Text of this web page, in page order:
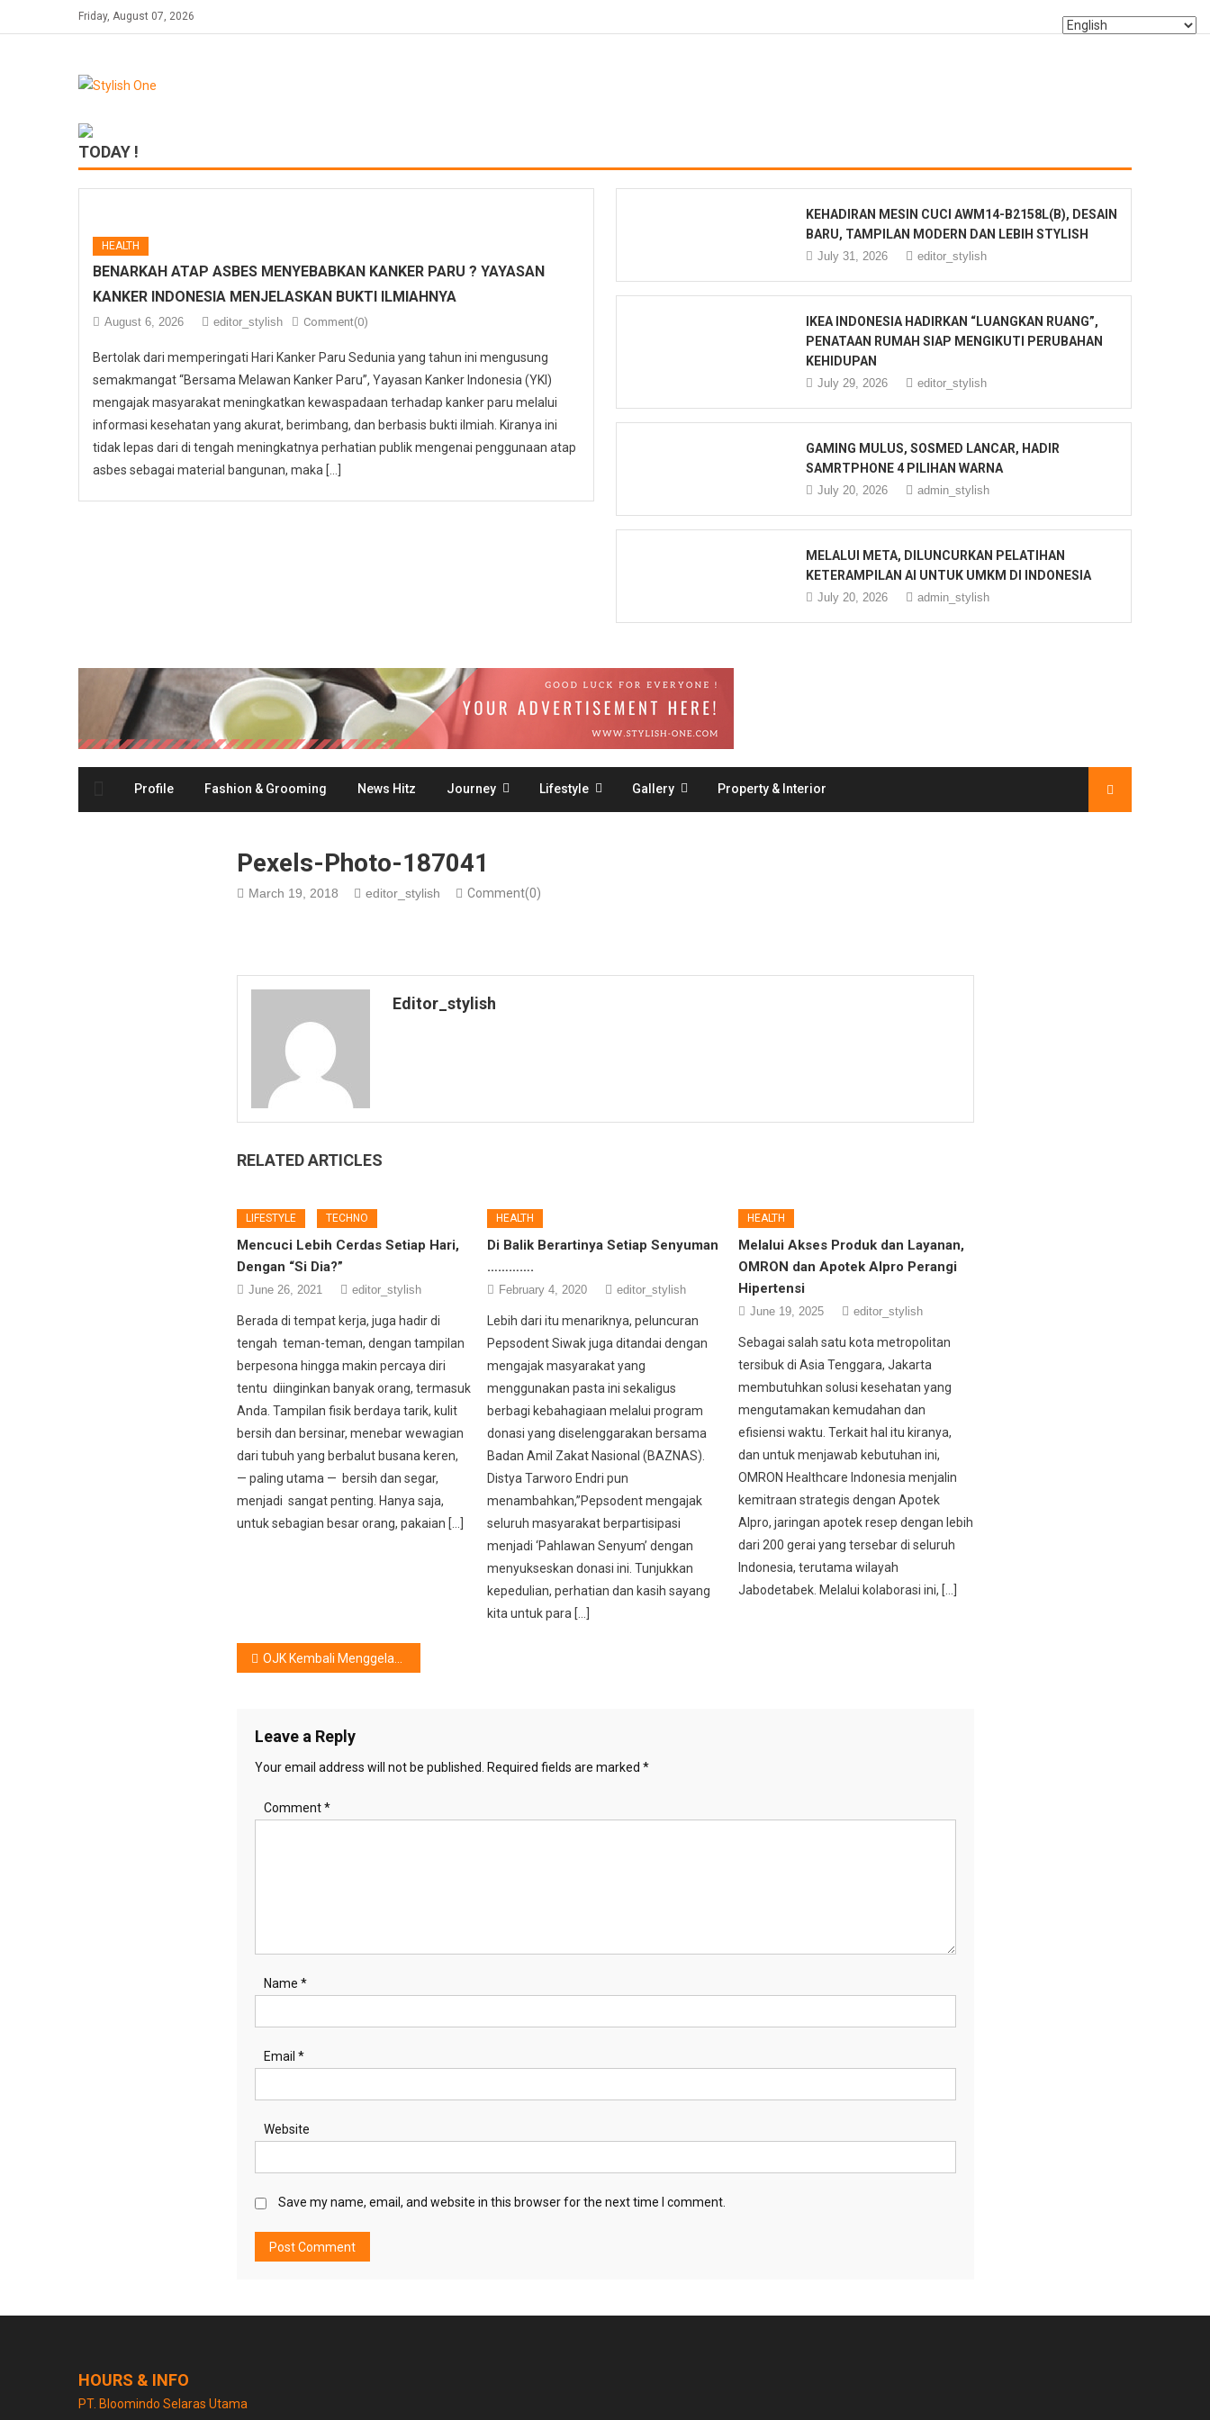
to
Friday, August 07, 2026
TODAY !
HEALTH
BENARKAH ATAP ASBES MENYEBABKAN KANKER PARU ? YAYASAN
KANKER INDONESIA MENJELASKAN BUKTI ILMIAHNYA
August 6, 2026 editor_stylish Comment(0)
Bertolak dari memperingati Hari Kanker Paru Sedunia yang tahun ini mengusung
semakmangat “Bersama Melawan Kanker Paru”, Yayasan Kanker Indonesia (YKI)
mengajak masyarakat meningkatkan kewaspadaan terhadap kanker paru melalui
informasi kesehatan yang akurat, berimbang, dan berbasis bukti ilmiah. Kiranya ini
tidak lepas dari di tengah meningkatnya perhatian publik mengenai penggunaan atap
asbes sebagai material bangunan, maka […]
KEHADIRAN MESIN CUCI AWM14-B2158L(B), DESAIN
BARU, TAMPILAN MODERN DAN LEBIH STYLISH
July 31, 2026 editor_stylish
IKEA INDONESIA HADIRKAN “LUANGKAN RUANG”,
PENATAAN RUMAH SIAP MENGIKUTI PERUBAHAN
KEHIDUPAN
July 29, 2026 editor_stylish
GAMING MULUS, SOSMED LANCAR, HADIR
SAMRTPHONE 4 PILIHAN WARNA
July 20, 2026 admin_stylish
MELALUI META, DILUNCURKAN PELATIHAN
KETERAMPILAN AI UNTUK UMKM DI INDONESIA
July 20, 2026 admin_stylish
Profile Fashion & Grooming News Hitz Journey Lifestyle Gallery Property & Interior
Pexels-Photo-187041
March 19, 2018 editor_stylish Comment(0)
Editor_stylish
RELATED ARTICLES
LIFESTYLE TECHNO
Mencuci Lebih Cerdas Setiap Hari,
Dengan “Si Dia?”
June 26, 2021 editor_stylish
Berada di tempat kerja, juga hadir di
tengah teman-teman, dengan tampilan
berpesona hingga makin percaya diri
tentu diinginkan banyak orang, termasuk
Anda. Tampilan fisik berdaya tarik, kulit
bersih dan bersinar, menebar wewagian
dari tubuh yang berbalut busana keren,
— paling utama — bersih dan segar,
menjadi sangat penting. Hanya saja,
untuk sebagian besar orang, pakaian […]
HEALTH
Di Balik Berartinya Setiap Senyuman
………….
February 4, 2020 editor_stylish
Lebih dari itu menariknya, peluncuran
Pepsodent Siwak juga ditandai dengan
mengajak masyarakat yang
menggunakan pasta ini sekaligus
berbagi kebahagiaan melalui program
donasi yang diselenggarakan bersama
Badan Amil Zakat Nasional (BAZNAS).
Distya Tarworo Endri pun
menambahkan,”Pepsodent mengajak
seluruh masyarakat berpartisipasi
menjadi ‘Pahlawan Senyum’ dengan
menyukseskan donasi ini. Tunjukkan
kepedulian, perhatian dan kasih sayang
kita untuk para […]
HEALTH
Melalui Akses Produk dan Layanan,
OMRON dan Apotek Alpro Perangi
Hipertensi
June 19, 2025 editor_stylish
Sebagai salah satu kota metropolitan
tersibuk di Asia Tenggara, Jakarta
membutuhkan solusi kesehatan yang
mengutamakan kemudahan dan
efisiensi waktu. Terkait hal itu kiranya,
dan untuk menjawab kebutuhan ini,
OMRON Healthcare Indonesia menjalin
kemitraan strategis dengan Apotek
Alpro, jaringan apotek resep dengan lebih
dari 200 gerai yang tersebar di seluruh
Indonesia, terutama wilayah
Jabodetabek. Melalui kolaborasi ini, […]
Post
OJK Kembali Menggelar Fintech Days
Leave a Reply
Your email address will not be published. Required fields are marked *
Comment*
Name *
Email *
Website
Save my name, email, and website in this browser for the next time I comment.
HOURS & INFO
PT. Bloomindo Selaras Utama